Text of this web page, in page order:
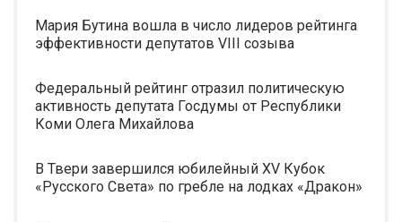
Мария Бутина вошла в число лидеров рейтинга
эффективности депутатов VIII созыва
Федеральный рейтинг отразил политическую
активность депутата Госдумы от Республики
Коми Олега Михайлова
В Твери завершился юбилейный XV Кубок
«Русского Света» по гребле на лодках «Дракон»